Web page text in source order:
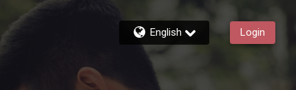
English Login